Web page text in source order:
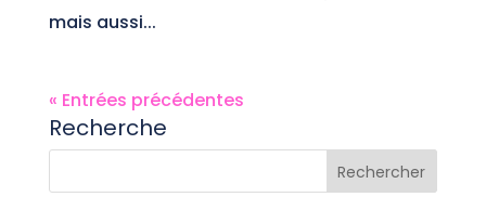
mais aussi...
« Entrées précédentes
Recherche